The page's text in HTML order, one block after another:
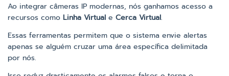
Ao integrar câmeras IP modernas, nós ganhamos acesso a
recursos como Linha Virtual e Cerca Virtual.
Essas ferramentas permitem que o sistema envie alertas
apenas se alguém cruzar uma área específica delimitada
por nós.